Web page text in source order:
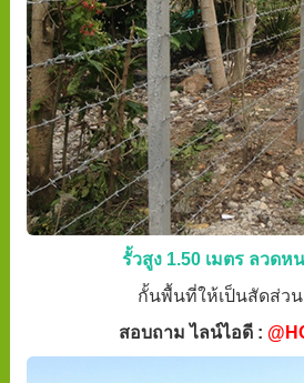
รั้วสูง 1.50 เมตร ลวดห
กั้นพื้นที่ให้เป็นสัดส่วน
สอบถาม ไลน์ไอดี :